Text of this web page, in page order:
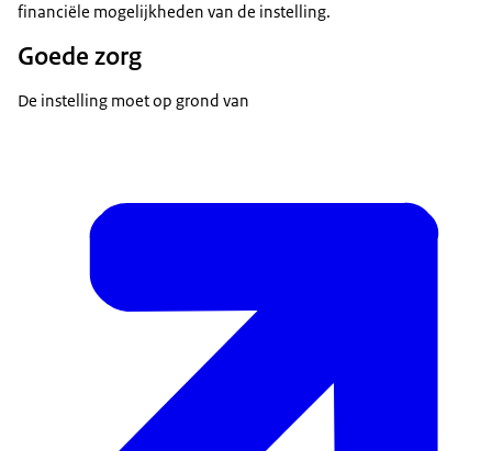
financiële mogelijkheden van de instelling.
Goede zorg
De instelling moet op grond van